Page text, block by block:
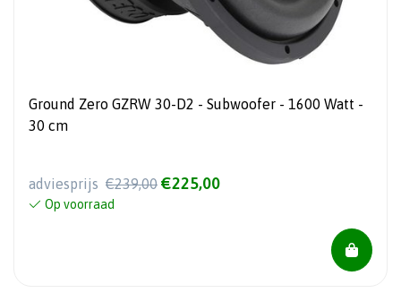
Ground Zero GZRW 30-D2 - Subwoofer - 1600 Watt -
30 cm
adviesprijs €239,00 €225,00
Op voorraad